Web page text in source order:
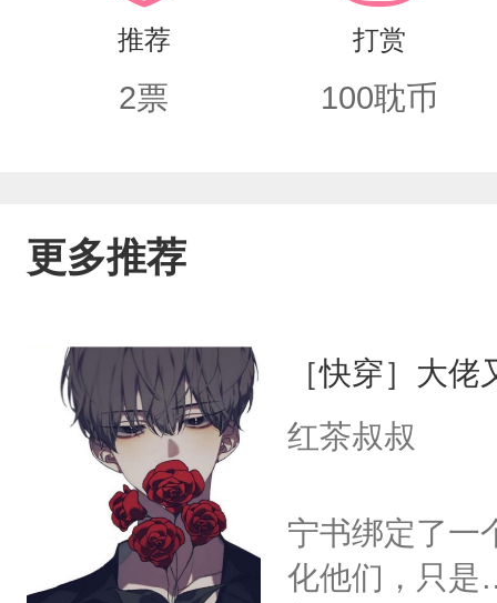
推荐
2票
打赏
100耽币
更多推荐
［快穿］大
红茶叔叔
宁书绑定了一
化他们，只是